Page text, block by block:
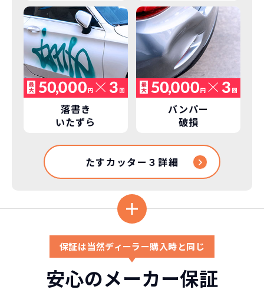
落書き
いたずら
バンパー
破損
たすカッター３詳細
保証は当然ディーラー購入時と同じ
安心のメーカー保証